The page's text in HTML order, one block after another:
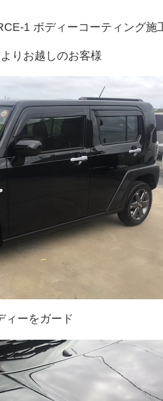
1 ボディーコーティング施
りお越しのお客様
ィーをガード